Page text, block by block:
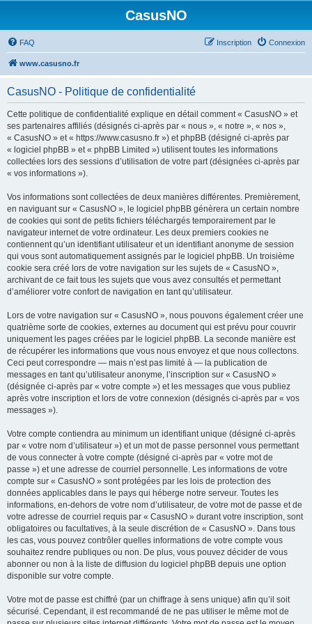
CasusNO
FAQ Connexion
Inscription
www.casusno.fr
CasusNO - Politique de confidentialité
Cette politique de confidentialité explique en détail comment « CasusNO » et
ses partenaires affiliés (désignés ci-après par « nous », « notre », « nos »,
« CasusNO » et « https://www.casusno.fr ») et phpBB (désigné ci-après par
« logiciel phpBB » et « phpBB Limited ») utilisent toutes les informations
collectées lors des sessions d’utilisation de votre part (désignées ci-après par
« vos informations »).
Vos informations sont collectées de deux manières différentes. Premièrement,
en naviguant sur « CasusNO », le logiciel phpBB génèrera un certain nombre
de cookies qui sont de petits fichiers téléchargés temporairement par le
navigateur internet de votre ordinateur. Les deux premiers cookies ne
contiennent qu’un identifiant utilisateur et un identifiant anonyme de session
qui vous sont automatiquement assignés par le logiciel phpBB. Un troisième
cookie sera créé lors de votre navigation sur les sujets de « CasusNO »,
archivant de ce fait tous les sujets que vous avez consultés et permettant
d’améliorer votre confort de navigation en tant qu’utilisateur.
Lors de votre navigation sur « CasusNO », nous pouvons également créer une
quatrième sorte de cookies, externes au document qui est prévu pour couvrir
uniquement les pages créées par le logiciel phpBB. La seconde manière est
de récupérer les informations que vous nous envoyez et que nous collectons.
Ceci peut correspondre — mais n’est pas limité à — la publication de
messages en tant qu’utilisateur anonyme, l’inscription sur « CasusNO »
(désignée ci-après par « votre compte ») et les messages que vous publiez
après votre inscription et lors de votre connexion (désignés ci-après par « vos
messages »).
Votre compte contiendra au minimum un identifiant unique (désigné ci-après
par « votre nom d’utilisateur ») et un mot de passe personnel vous permettant
de vous connecter à votre compte (désigné ci-après par « votre mot de
passe ») et une adresse de courriel personnelle. Les informations de votre
compte sur « CasusNO » sont protégées par les lois de protection des
données applicables dans le pays qui héberge notre serveur. Toutes les
informations, en-dehors de votre nom d’utilisateur, de votre mot de passe et de
votre adresse de courriel requis par « CasusNO » durant votre inscription, sont
obligatoires ou facultatives, à la seule discrétion de « CasusNO ». Dans tous
les cas, vous pouvez contrôler quelles informations de votre compte vous
souhaitez rendre publiques ou non. De plus, vous pouvez décider de vous
abonner ou non à la liste de diffusion du logiciel phpBB depuis une option
disponible sur votre compte.
Votre mot de passe est chiffré (par un chiffrage à sens unique) afin qu’il soit
sécurisé. Cependant, il est recommandé de ne pas utiliser le même mot de